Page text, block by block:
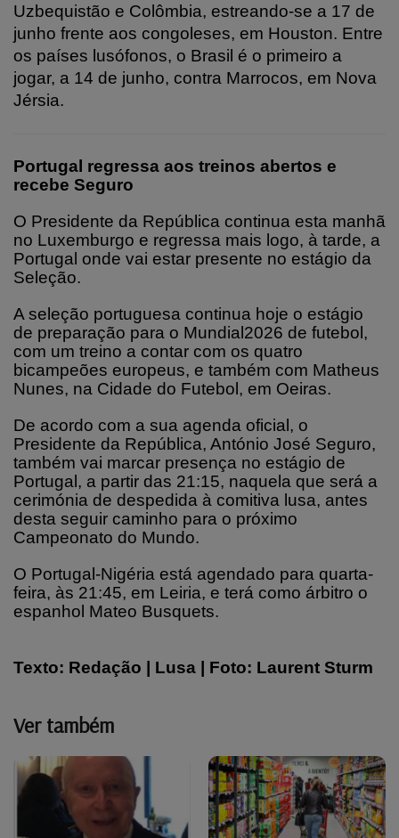
Uzbequistão e Colômbia, estreando-se a 17 de
junho frente aos congoleses, em Houston. Entre
os países lusófonos, o Brasil é o primeiro a
jogar, a 14 de junho, contra Marrocos, em Nova
Jérsia.
Portugal regressa aos treinos abertos e
recebe Seguro
O Presidente da República continua esta manhã
no Luxemburgo e regressa mais logo, à tarde, a
Portugal onde vai estar presente no estágio da
Seleção.
A seleção portuguesa continua hoje o estágio
de preparação para o Mundial2026 de futebol,
com um treino a contar com os quatro
bicampeões europeus, e também com Matheus
Nunes, na Cidade do Futebol, em Oeiras.
De acordo com a sua agenda oficial, o
Presidente da República, António José Seguro,
também vai marcar presença no estágio de
Portugal, a partir das 21:15, naquela que será a
cerimónia de despedida à comitiva lusa, antes
desta seguir caminho para o próximo
Campeonato do Mundo.
O Portugal-Nigéria está agendado para quarta-
feira, às 21:45, em Leiria, e terá como árbitro o
espanhol Mateo Busquets.
Texto: Redação | Lusa | Foto: Laurent Sturm
Ver também